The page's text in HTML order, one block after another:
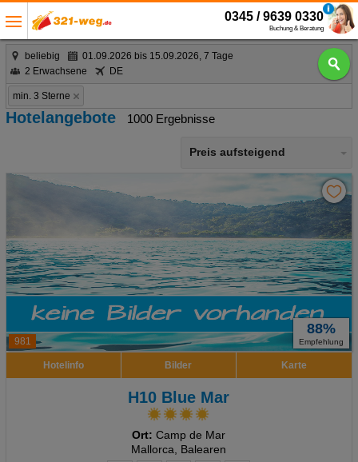
0345 / 9639 0330
Buchung & Beratung
beliebig
01.09.2026 bis 15.09.2026, 7 Tage
2 Erwachsene
DE
min. 3 Sterne
Hotelangebote 1000 Ergebnisse
Preis aufsteigend
981
88%
Empfehlung
Hotelinfo Bilder Karte
H10 Blue Mar
Ort: Camp de Mar
Mallorca, Balearen